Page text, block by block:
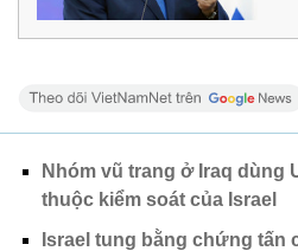
Nhóm vũ trang ở Iraq dùng
thuộc kiểm soát của Israel
Israel tung bằng chứng